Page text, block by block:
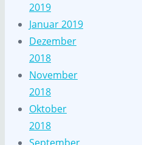
2019
Januar 2019
Dezember
2018
November
2018
Oktober
2018